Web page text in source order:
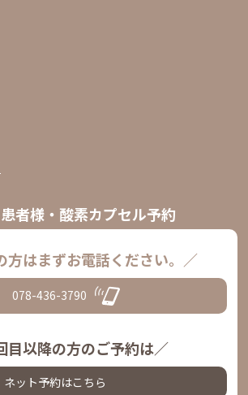
者様・酸素カプセル予約
方はまずお電話ください。／
078-436-3790
目以降の方のご予約は／
ネット予約はこちら